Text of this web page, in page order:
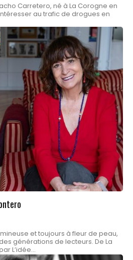
Carretero, né à La Corogne en
au trafic de drogues en
et toujours à fleur de peau,
générations de lecteurs. De La
L’idée...